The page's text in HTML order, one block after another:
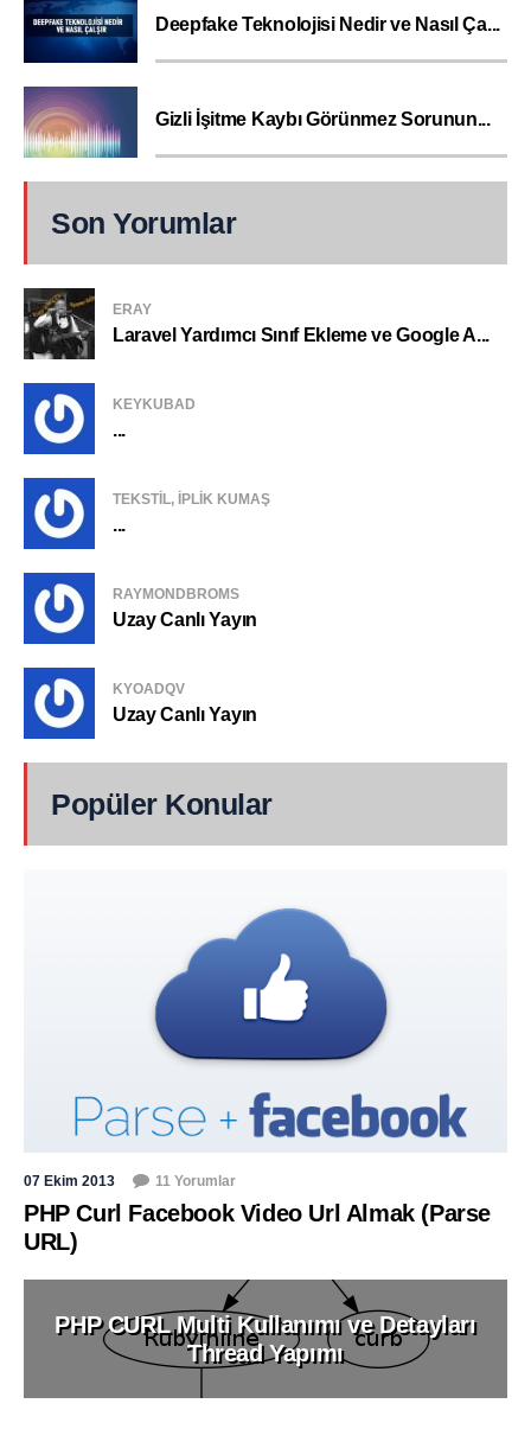
Deepfake Teknolojisi Nedir ve Nasıl Ça...
Gizli İşitme Kaybı Görünmez Sorunun...
Son Yorumlar
ERAY
Laravel Yardımcı Sınıf Ekleme ve Google A...
KEYKUBAD
...
TEKSTIL, IPLIK KUMAŞ
...
RAYMONDBROMS
Uzay Canlı Yayın
KYOADQV
Uzay Canlı Yayın
Popüler Konular
07 Ekim 2013 11 Yorumlar
PHP Curl Facebook Video Url Almak (Parse
URL)
PHP CURL Multi Kullanımı ve Detayları
Thread Yapımı